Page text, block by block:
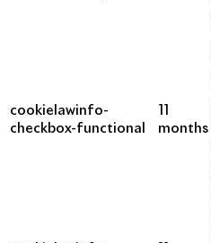
cookielawinfo-
checkbox-functional
months